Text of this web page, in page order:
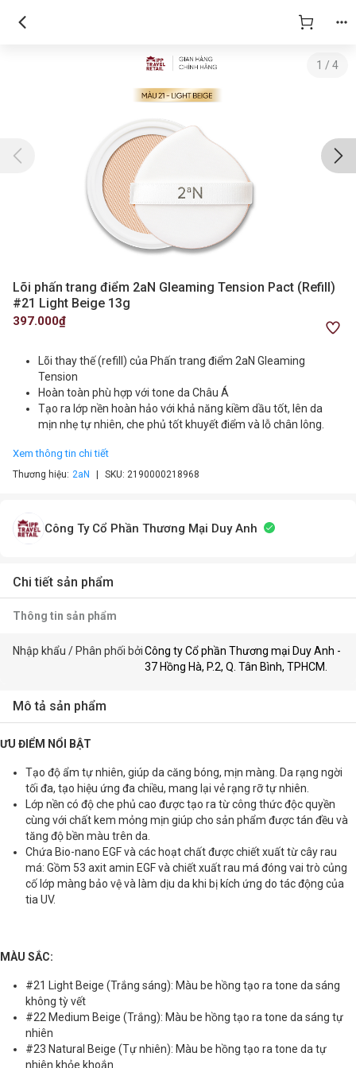
1 / 4
Lõi phấn trang điểm 2aN Gleaming Tension Pact (Refill)
#21 Light Beige 13g
397.000₫
Lõi thay thế (refill) của Phấn trang điểm 2aN Gleaming
Tension
Hoàn toàn phù hợp với tone da Châu Á
Tạo ra lớp nền hoàn hảo với khả năng kiềm dầu tốt, lên da
mịn nhẹ tự nhiên, che phủ tốt khuyết điểm và lỗ chân lông.
Xem thông tin chi tiết
Thương hiệu: 2aN SKU: 2190000218968
Công Ty Cổ Phần Thương Mại Duy Anh
Chi tiết sản phẩm
Thông tin sản phẩm
Nhập khẩu / Phân phối bởi Công ty Cổ phần Thương mại Duy Anh -
37 Hồng Hà, P.2, Q. Tân Bình, TPHCM.
Mô tả sản phẩm
ƯU ĐIỂM NỔI BẬT
Tạo độ ẩm tự nhiên, giúp da căng bóng, mịn màng. Da rạng ngời
tối đa, tạo hiệu ứng đa chiều, mang lại vẻ rạng rỡ tự nhiên.
Lớp nền có độ che phủ cao được tạo ra từ công thức độc quyền
cùng với chất kem mỏng mịn giúp cho sản phẩm được tán đều và
tăng độ bền màu trên da.
Chứa Bio-nano EGF và các hoạt chất được chiết xuất từ cây rau
má: Gồm 53 axit amin EGF và chiết xuất rau má đóng vai trò củng
cố lớp màng bảo vệ và làm dịu da khi bị kích ứng do tác động của
tia UV.
MÀU SẮC:
#21 Light Beige (Trắng sáng): Màu be hồng tạo ra tone da sáng
không tỳ vết
#22 Medium Beige (Trắng): Màu be hồng tạo ra tone da sáng tự
nhiên
#23 Natural Beige (Tự nhiên): Màu be hồng tạo ra tone da tự
nhiên khỏe khoắn.